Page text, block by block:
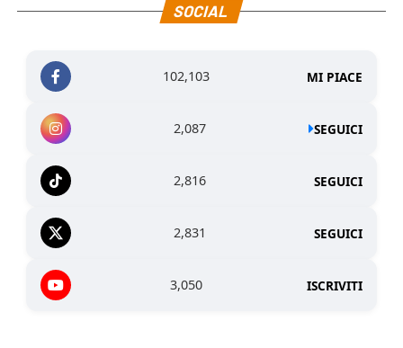
SOCIAL
102,103 MI PIACE
2,087 SEGUICI
2,816 SEGUICI
2,831 SEGUICI
3,050 ISCRIVITI